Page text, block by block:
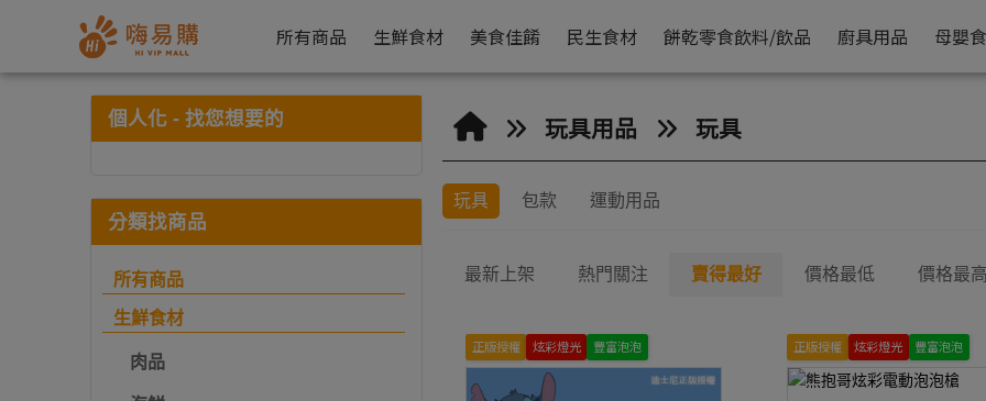
玩具 | 嗨易購
所有商品 生鮮食材 美食佳餚 民生食材 餅乾零食飲料/飲品 廚具用品 母嬰
個人化 - 找您想要的
分類找商品
所有商品
生鮮食材
肉品
玩具用品 玩具
玩具 包款 運動用品
最新上架 熱門關注 賣得最好 價格最低 價格最高
正版授權 炫彩燈光 豐富泡泡 正版授權 炫彩燈光 豐富泡泡